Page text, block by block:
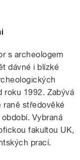
s archeologem
dávné i blízké
roku 1992. Zabývá
raně středověké
Vybraná
fakultou UK,
prací.